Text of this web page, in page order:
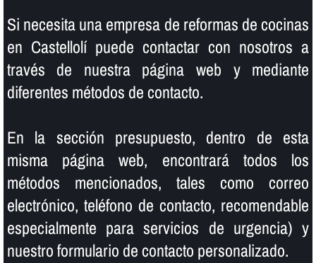
Si necesita una empresa de reformas de cocinas
en Castellolí puede contactar con nosotros a
través de nuestra página web y mediante
diferentes métodos de contacto.
En la sección presupuesto, dentro de esta
misma página web, encontrará todos los
métodos mencionados, tales como correo
electrónico, teléfono de contacto, recomendable
especialmente para servicios de urgencia) y
nuestro formulario de contacto personalizado.